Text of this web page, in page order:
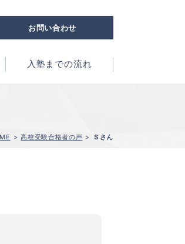
お問い合わせ
入塾までの流れ
高校受験合格者の声 Ｓさん